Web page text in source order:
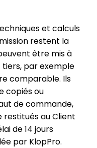
et calculs
restent la
être mis à
tiers, par exemple
comparable. Ils
copiés ou
de commande,
au Client
de 14 jours
par KlopPro.